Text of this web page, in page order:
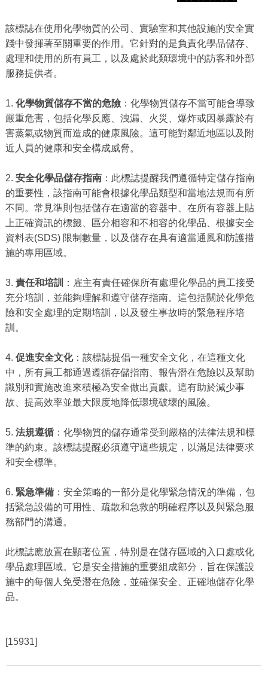
該標誌在使用化學物質的公司、實驗室和其他設施的安全實
踐中發揮著至關重要的作用。它針對的是負責化學品儲存、
處理和使用的所有員工，以及處於此類環境中的訪客和外部
服務提供者。
1. 化學物質儲存不當的危險：化學物質儲存不當可能會導致
嚴重危害，包括化學反應、洩漏、火災、爆炸或因暴露於有
害蒸氣或物質而造成的健康風險。這可能對鄰近地區以及附
近人員的健康和安全構成威脅。
2. 安全化學品儲存指南：此標誌提醒我們遵循特定儲存指南
的重要性，該指南可能會根據化學品類型和當地法規而有所
不同。常見準則包括儲存在適當的容器中、在所有容器上貼
上正確資訊的標籤、區分相容和不相容的化學品、根據安全
資料表(SDS) 限制數量，以及儲存在具有適當通風和防護措
施的專用區域。
3. 責任和培訓
：雇主有責任確保所有處理化學品的員工接受
充分培訓，並能夠理解和遵守儲存指南。這包括關於化學危
險和安全處理的定期培訓，以及發生事故時的緊急程序培
訓。
4. 促進安全文化：該標誌提倡一種安全文化，在這種文化
中，所有員工都通過遵循存儲指南、報告潛在危險以及幫助
識別和實施改進來積極為安全做出貢獻。這有助於減少事
故、提高效率並最大限度地降低環境破壞的風險。
5. 法規遵循：化學物質的儲存通常受到嚴格的法律法規和標
準的約束。該標誌提醒必須遵守這些規定，以滿足法律要求
和安全標準。
6. 緊急準備：安全策略的一部分是化學緊急情況的準備，包
括緊急設備的可用性、疏散和急救的明確程序以及與緊急服
務部門的溝通。
此標誌應放置在顯著位置，特別是在儲存區域的入口處或化
學品處理區域。它是安全措施的重要組成部分，旨在保護設
施中的每個人免受潛在危險，並確保安全、正確地儲存化學
品。
[15931]